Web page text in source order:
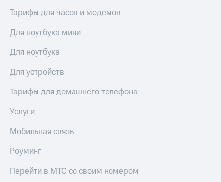
Тарифы для часов и модемов
Для ноутбука мини
Для ноутбука
Для устройств
Тарифы для домашнего телефона
Услуги
Мобильная связь
Роуминг
Перейти в МТС со своим номером